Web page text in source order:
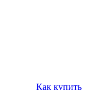
Как купить